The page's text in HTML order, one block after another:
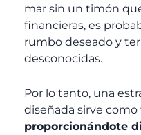
mar sin un timón
financieras, es
rumbo deseado y
desconocidas.
Por lo tanto, una
diseñada sirve
proporcionándote